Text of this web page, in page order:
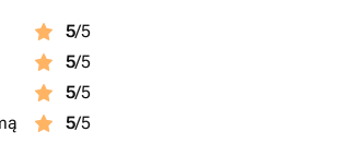
5/5
5/5
5/5
5/5